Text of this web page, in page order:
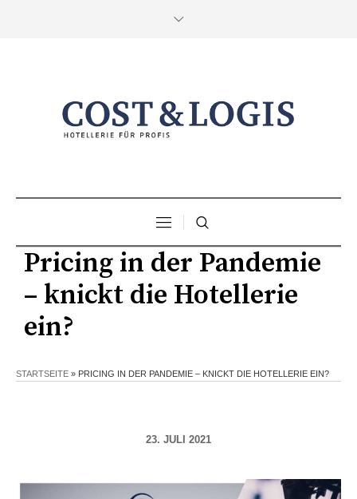
Pricing in der Pandemie
– knickt die Hotellerie
ein?
STARTSEITE » PRICING IN DER PANDEMIE – KNICKT DIE HOTELLERIE EIN?
23. JULI 2021